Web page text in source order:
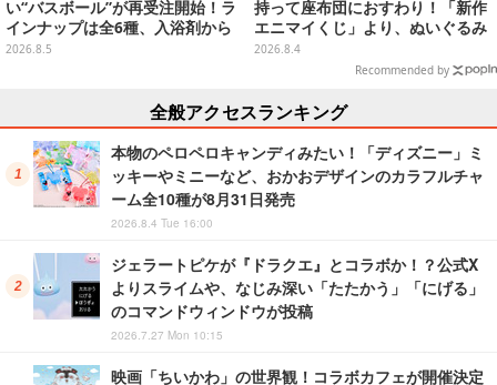
い“バスボール”が再受注開始！ラ
インナップは全6種、入浴剤から
モンスターのフィギュアが出てく
2026.8.5
持って座布団におすわり！「新作
エニマイくじ」より、ぬいぐるみ
画像が初公開
2026.8.4
Recommended by
全般アクセスランキング
本物のペロペロキャンディみたい！「ディズニー」ミ
ッキーやミニーなど、おかおデザインのカラフルチャ
ーム全10種が8月31日発売
2026.8.4 Tue 16:00
ジェラートピケが『ドラクエ』とコラボか！？公式X
よりスライムや、なじみ深い「たたかう」「にげる」
のコマンドウィンドウが投稿
2026.7.27 Mon 10:15
映画「ちいかわ」の世界観！コラボカフェが開催決定